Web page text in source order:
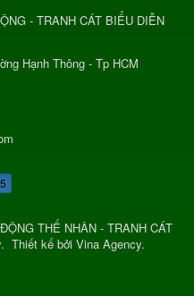
- TRANH CÁT BIỂU DIỄN
Hạnh Thông - Tp HCM
THẾ NHÂN - TRANH CÁT
. Thiết kế bởi Vina Agency.